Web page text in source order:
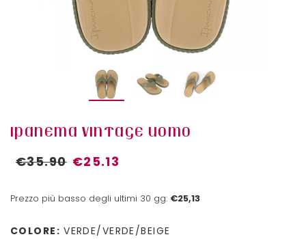
IPANEMA VINTAGE UOMO
€35.90 €25.13
Prezzo più basso degli ultimi 30 gg: €25,13
COLORE: VERDE/VERDE/BEIGE